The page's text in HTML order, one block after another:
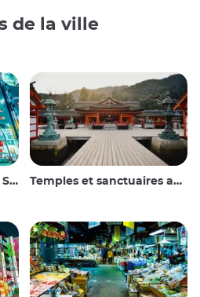
de la ville
Temples et sanctuaires au Japon